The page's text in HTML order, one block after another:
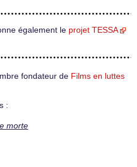
également le projet TESSA
fondateur de Films en luttes
:
morte